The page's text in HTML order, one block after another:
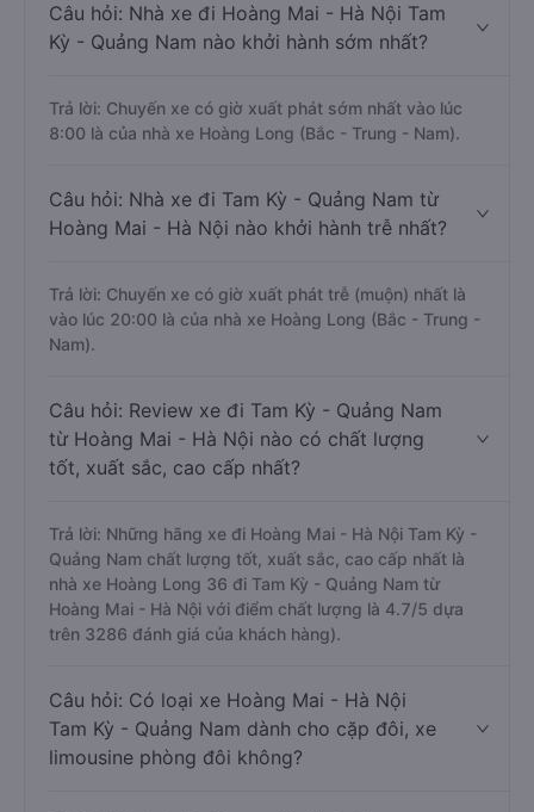
Câu hỏi: Nhà xe đi Hoàng Mai - Hà Nội Tam
Kỳ - Quảng Nam nào khởi hành sớm nhất?
Trả lời: Chuyến xe có giờ xuất phát sớm nhất vào lúc
8:00 là của nhà xe Hoàng Long (Bắc - Trung - Nam).
Câu hỏi: Nhà xe đi Tam Kỳ - Quảng Nam từ
Hoàng Mai - Hà Nội nào khởi hành trễ nhất?
Trả lời: Chuyến xe có giờ xuất phát trễ (muộn) nhất là
vào lúc 20:00 là của nhà xe Hoàng Long (Bắc - Trung -
Nam).
Câu hỏi: Review xe đi Tam Kỳ - Quảng Nam
từ Hoàng Mai - Hà Nội nào có chất lượng
tốt, xuất sắc, cao cấp nhất?
Trả lời: Những hãng xe đi Hoàng Mai - Hà Nội Tam Kỳ -
Quảng Nam chất lượng tốt, xuất sắc, cao cấp nhất là
nhà xe Hoàng Long 36 đi Tam Kỳ - Quảng Nam từ
Hoàng Mai - Hà Nội với điểm chất lượng là 4.7/5 dựa
trên 3286 đánh giá của khách hàng).
Câu hỏi: Có loại xe Hoàng Mai - Hà Nội
Tam Kỳ - Quảng Nam dành cho cặp đôi, xe
limousine phòng đôi không?